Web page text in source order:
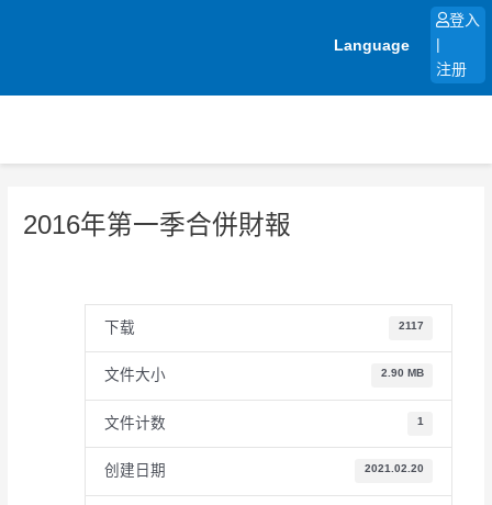
Language
登入
注册
2016年第一季合併財報
下载 2117
文件大小 2.90 MB
文件计数 1
创建日期 2021.02.20